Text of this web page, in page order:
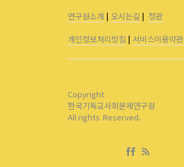
연구원소개 | 오시는길 | 정관
개인정보처리방침 | 서비스이용약관
Copyright
한국기독교사회문제연구원
All rights Reserved.